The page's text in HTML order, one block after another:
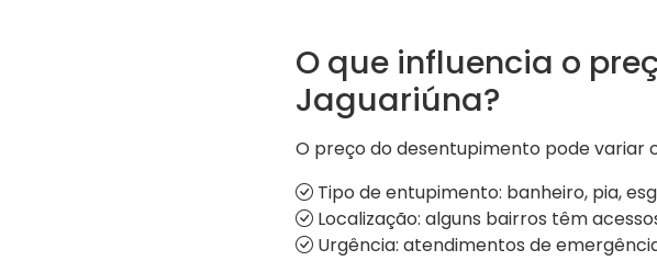
O que influencia o
Jaguariúna?
O preço do desentupimento pode variar
Tipo de entupimento: banheiro, pia,
Localização: alguns bairros têm
Urgência: atendimentos de